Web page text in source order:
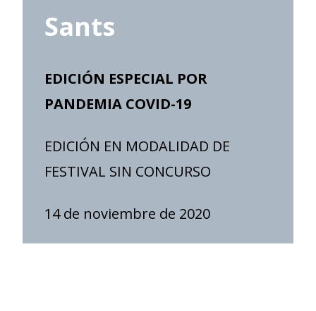
Sants
EDICIÓN ESPECIAL POR
PANDEMIA COVID-19
EDICIÓN EN MODALIDAD DE
FESTIVAL SIN CONCURSO
14 de noviembre de 2020